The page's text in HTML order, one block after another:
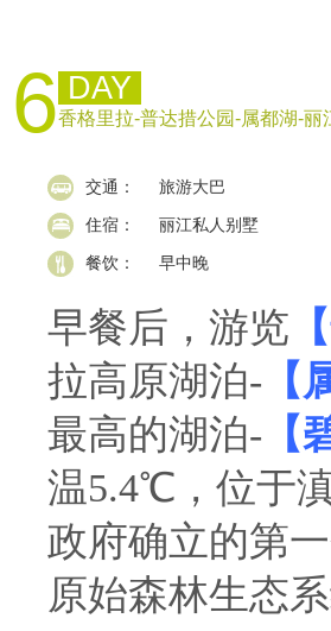
6 DAY
香格里拉-普达措公园-属都湖-丽
交通： 旅游大巴
住宿： 丽江私人别墅
餐饮： 早中晚
早餐后，游览
拉高原湖泊- 【
最高的湖泊- 【
温5.4℃，位于
政府确立的第
原始森林生态